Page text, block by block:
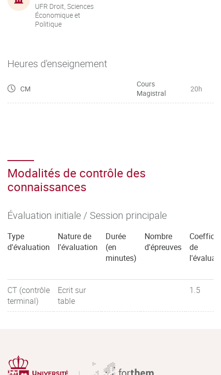
UFR Droit, Sciences
Économique et
Politique
Heures d'enseignement
CM
Cours
Magistral
20h
Modalités de contrôle des
connaissances
Évaluation initiale / Session principale
Type
d'évaluation
Nature de
l'évaluation
Durée
(en
minutes)
Nombre
d'épreuves
de
CT (contrôle
terminal)
Ecrit sur
table
1.5